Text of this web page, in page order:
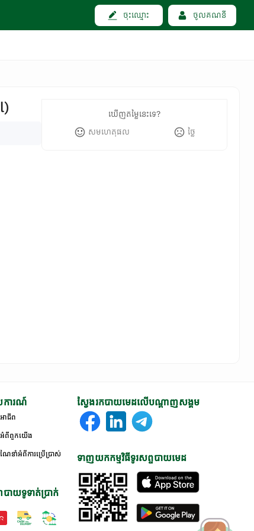
ចុះឈ្មោះ ចូលគណនី
ឃើញតម្លៃនេះទេ?
សមហេតុផល
ថ្លៃ
ារណ៍
អាជីព
អំពីពួកយើង
ណែនាំអំពីការប្រើប្រាស់
បាយទូទាត់ប្រាក់
ស្វែងរកបាយមេដលើបណ្តាញសង្គម
ទាញយកកម្មវិធីទូរសព្ទបាយមេដ